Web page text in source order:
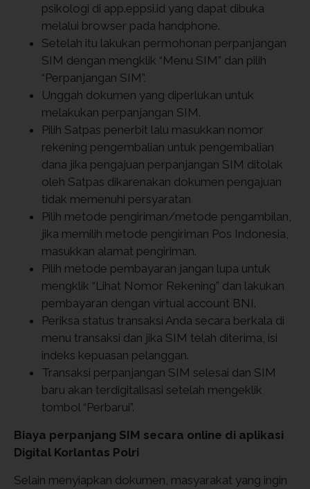
psikologi di app.eppsi.id yang dapat dibuka
melalui browser pada handphone.
Setelah itu lakukan permohonan perpanjangan
SIM dengan mengklik “Menu SIM” dan pilih
“Perpanjangan SIM”.
Unggah dokumen yang diperlukan untuk
melakukan perpanjangan SIM.
Pilih Satpas penerbit lalu masukkan nomor
rekening pengembalian untuk pengembalian
dana jika pengajuan perpanjangan SIM ditolak
oleh Satpas dikarenakan dokumen pengajuan
tidak memenuhi persyaratan
Pilih metode pengiriman/metode pengambilan,
jika memilih metode pengiriman Pos Indonesia,
masukkan alamat pengiriman.
Pilih metode pembayaran jangan lupa untuk
mengklik “Lihat Nomor Rekening” dan lakukan
pembayaran dengan virtual account BNI.
Periksa status transaksi Anda secara berkala di
menu transaksi dan jika SIM telah diterima, isi
indeks kepuasan pelanggan.
Transaksi perpanjangan SIM selesai dan SIM
baru akan terdigitalisasi setelah mengeklik
tombol “Perbarui”.
Biaya perpanjang SIM secara online di aplikasi
Digital Korlantas Polri
Selain menyiapkan dokumen, masyarakat yang ingin